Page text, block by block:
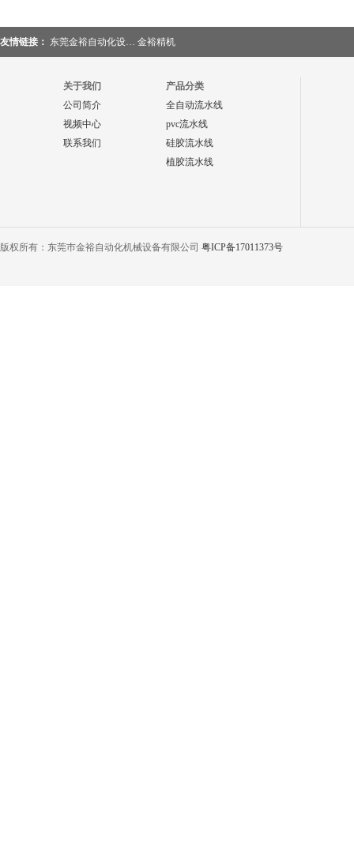
友情链接： 东莞金裕自动化设… 金裕精机
关于我们
公司简介
视频中心
联系我们
产品分类
全自动流水线
pvc流水线
硅胶流水线
植胶流水线
版权所有：东莞巿金裕自动化机械设备有限公司 粤ICP备17011373号